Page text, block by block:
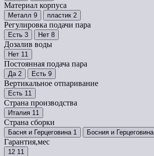
Материал корпуса
Металл 9 пластик 2
Регулировка подачи пара
Есть 3 Нет 8
Дозалив воды
Нет 11
Постоянная подача пара
Да 2 Есть 9
Вертикальное отпаривание
Есть 11
Страна производства
Италия 11
Страна сборки
Басня и Герцеговина 1 Босния и Герцеговина
Гарантия,мес
12 11